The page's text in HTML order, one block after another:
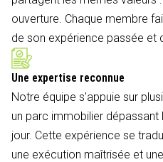
ouverture. Chaque membre
de son expérience passée et
Une expertise reconnue
Notre équipe s'appuie sur
un parc immobilier dépassant
jour. Cette expérience se
une exécution maîtrisée et